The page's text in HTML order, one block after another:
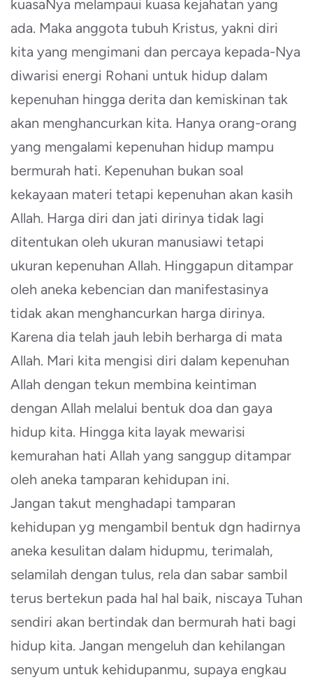
kuasaNya melampaui kuasa kejahatan yang
ada. Maka anggota tubuh Kristus, yakni diri
kita yang mengimani dan percaya kepada-Nya
diwarisi energi Rohani untuk hidup dalam
kepenuhan hingga derita dan kemiskinan tak
akan menghancurkan kita. Hanya orang-orang
yang mengalami kepenuhan hidup mampu
bermurah hati. Kepenuhan bukan soal
kekayaan materi tetapi kepenuhan akan kasih
Allah. Harga diri dan jati dirinya tidak lagi
ditentukan oleh ukuran manusiawi tetapi
ukuran kepenuhan Allah. Hinggapun ditampar
oleh aneka kebencian dan manifestasinya
tidak akan menghancurkan harga dirinya.
Karena dia telah jauh lebih berharga di mata
Allah. Mari kita mengisi diri dalam kepenuhan
Allah dengan tekun membina keintiman
dengan Allah melalui bentuk doa dan gaya
hidup kita. Hingga kita layak mewarisi
kemurahan hati Allah yang sanggup ditampar
oleh aneka tamparan kehidupan ini.
Jangan takut menghadapi tamparan
kehidupan yg mengambil bentuk dgn hadirnya
aneka kesulitan dalam hidupmu, terimalah,
selamilah dengan tulus, rela dan sabar sambil
terus bertekun pada hal hal baik, niscaya Tuhan
sendiri akan bertindak dan bermurah hati bagi
hidup kita. Jangan mengeluh dan kehilangan
senyum untuk kehidupanmu, supaya engkau